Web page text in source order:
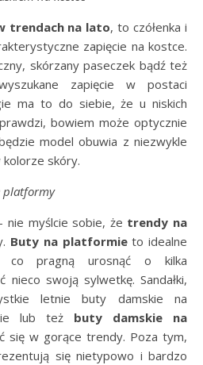
trendach na lato, to czółenka i
zapięcie na kostce.
skórzany paseczek bądź też
zapięcie w postaci
ma to do siebie, że u niskich
bowiem może optycznie
model obuwia z niezwykle
skóry.
platformy
nie myślcie sobie, że trendy na
Buty na platformieto idealne
co pragną urosnąć o kilka
swoją sylwetkę. Sandałki,
letnie buty damskie na
lub też buty damskie na
się w gorące trendy. Poza tym,
się nietypowo i bardzo